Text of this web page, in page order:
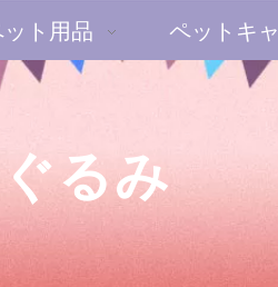
ット用品 ペットキ
るみ